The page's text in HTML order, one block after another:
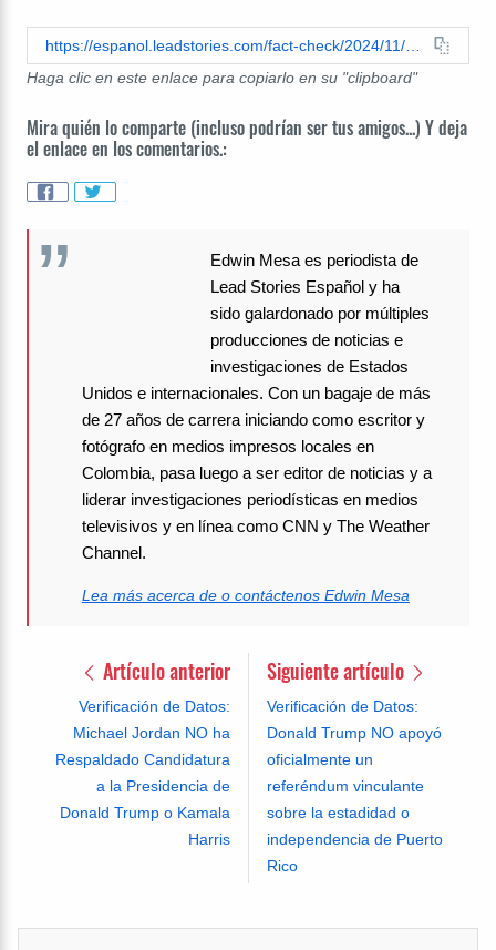
Haga clic en este enlace para copiarlo en su "clipboard"
Mira quién lo comparte (incluso podrían ser tus amigos...) Y deja
el enlace en los comentarios.:
Edwin Mesa es periodista de
Lead Stories Español y ha
sido galardonado por múltiples
producciones de noticias e
investigaciones de Estados
Unidos e internacionales. Con un bagaje de más
de 27 años de carrera iniciando como escritor y
fotógrafo en medios impresos locales en
Colombia, pasa luego a ser editor de noticias y a
liderar investigaciones periodísticas en medios
televisivos y en línea como CNN y The Weather
Channel.
Lea más acerca de o contáctenos Edwin Mesa
Artículo anterior
Verificación de Datos:
Michael Jordan NO ha
Respaldado Candidatura
a la Presidencia de
Donald Trump o Kamala
Harris
Siguiente artículo
Verificación de Datos:
Donald Trump NO apoyó
oficialmente un
referéndum vinculante
sobre la estadidad o
independencia de Puerto
Rico